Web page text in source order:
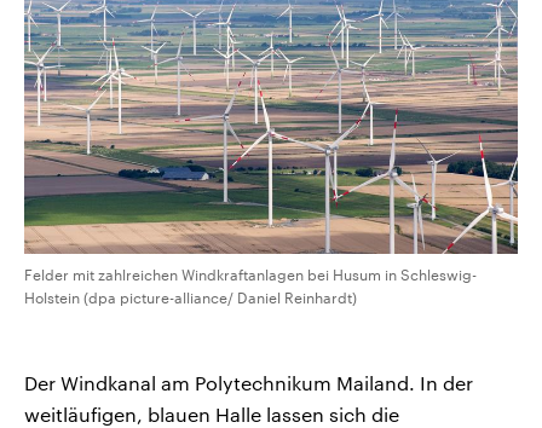
Felder mit zahlreichen Windkraftanlagen bei Husum in Schleswig-
Holstein (dpa picture-alliance/ Daniel Reinhardt)
Der Windkanal am Polytechnikum Mailand. In der
weitläufigen, blauen Halle lassen sich die